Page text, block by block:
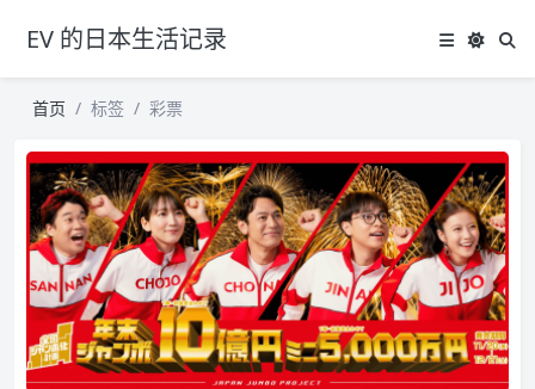
EV 的日本生活记录
首页 标签 彩票